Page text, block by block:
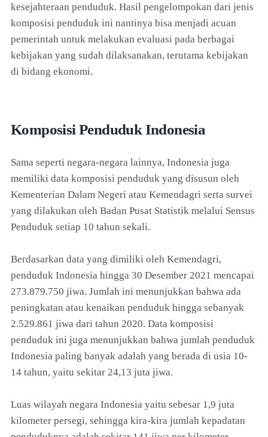
kesejahteraan penduduk. Hasil pengelompokan dari jenis
komposisi penduduk ini nantinya bisa menjadi acuan
pemerintah untuk melakukan evaluasi pada berbagai
kebijakan yang sudah dilaksanakan, terutama kebijakan
di bidang ekonomi.
Komposisi Penduduk Indonesia
Sama seperti negara-negara lainnya, Indonesia juga
memiliki data komposisi penduduk yang disusun oleh
Kementerian Dalam Negeri atau Kemendagri serta survei
yang dilakukan oleh Badan Pusat Statistik melalui Sensus
Penduduk setiap 10 tahun sekali.
Berdasarkan data yang dimiliki oleh Kemendagri,
penduduk Indonesia hingga 30 Desember 2021 mencapai
273.879.750 jiwa. Jumlah ini menunjukkan bahwa ada
peningkatan atau kenaikan penduduk hingga sebanyak
2.529.861 jiwa dari tahun 2020. Data komposisi
penduduk ini juga menunjukkan bahwa jumlah penduduk
Indonesia paling banyak adalah yang berada di usia 10-
14 tahun, yaitu sekitar 24,13 juta jiwa.
Luas wilayah negara Indonesia yaitu sebesar 1,9 juta
kilometer persegi, sehingga kira-kira jumlah kepadatan